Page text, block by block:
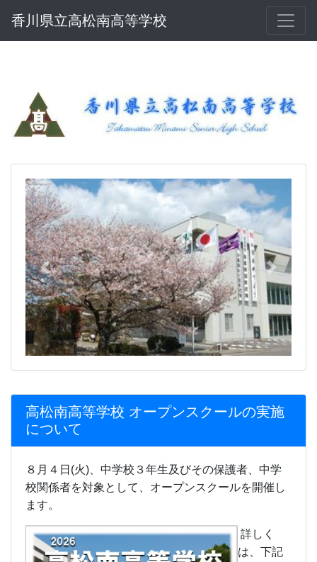
香川県立高松南高等学校
Previous Next
高松南高等学校 オープンスクールの実施
について
８月４日(火)、中学校３年生及びその保護者、中学
校関係者を対象として、オープンスクールを開催し
ます。
詳しく
は、下記